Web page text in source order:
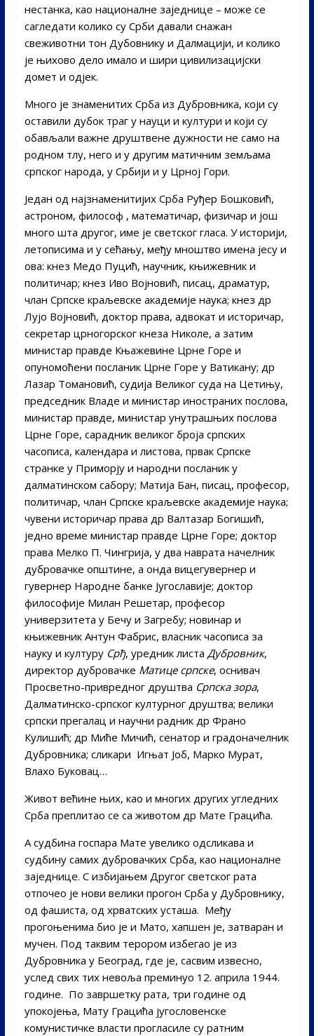
нестанка, као националне заједнице – може се
сагледати колико су Срби давали снажан
свеживотни тон Дубовнику и Далмацији, и колико
је њихово дело имало и шири цивилизацијски
домет и одјек.
Много је знаменитих Срба из Дубровника, који су
оставили дубок траг у науци и култури и који су
обављали важне друштвене дужности не само на
родном тлу, него и у другим матичним земљама
српског народа, у Србији и у Црној Гори.
Један од најзнаменитијих Срба Руђер Бошковић,
астроном, философ , математичар, физичар и још
много шта другог, име је светског гласа. У историји,
летописима и у сећању, међу мноштво имена јесу и
ова: кнез Медо Пуцић, научник, књижевник и
политичар; кнез Иво Војновић, писац, драматур,
члан Српске краљевске академије наука; кнез др
Лујо Војновић, доктор права, адвокат и историчар,
секретар црногорског кнеза Николе, а затим
министар правде Књажевине Црне Горе и
опуномоћени посланик Црне Горе у Ватикану; др
Лазар Томановић, судија Великог суда на Цетињу,
председник Владе и министар иностраних послова,
министар правде, министар унутрашњих послова
Црне Горе, сарадник великог броја српских
часописа, календара и листова, првак Српске
странке у Приморју и народни посланик у
далматинском сабору; Матија Бан, писац, професор,
политичар, члан Српске краљевске академије наука;
чувени историчар права др Валтазар Богишић,
једно време министар правде Црне Горе; доктор
права Мелко П. Чингрија, у два наврата начелник
дубровачке општине, а онда вицегувернер и
гувернер Народне банке Југославије; доктор
философије Милан Решетар, професор
универзитета у Бечу и Загребу; новинар и
књижевник Антун Фабрис, власник часописа за
науку и културу Срђ, уредник листа Дубровник,
директор дубровачке Матице српске, оснивач
Просветно-привредног друштва Српска зора,
Далматинско-српског културног друштва; велики
српски прегалац и научни радник др Франо
Кулишић; др Миће Мичић, сенатор и градоначелник
Дубровника; сликари Игњат Јоб, Марко Мурат,
Влахо Буковац…
Живот већине њих, као и многих других угледних
Срба преплитао се са животом др Мате Грацића.
А судбина госпара Мате увелико одсликава и
судбину самих дубровачких Срба, као националне
заједнице. С избијањем Другог светског рата
отпочео је нови велики прогон Срба у Дубровнику,
од фашиста, од хрватских усташа. Међу
прогоњенима био је и Мато, хапшен је, затваран и
мучен. Под таквим терором избегао је из
Дубровника у Београд, где је, сасвим извесно,
услед свих тих невоља преминуо 12. априла 1944.
године. По завршетку рата, три године од
упокојења, Мату Грацића југословенске
комунистичке власти прогласиле су ратним